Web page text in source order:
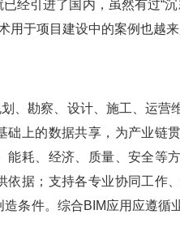
经引进了国内，虽然有过“
用于项目建设中的案例也越来
、勘察、设计、施工、运营
础上的数据共享，为产业链
能耗、经济、质量、安全等
依据；支持各专业协同工作
条件。综合BIM应用应遵循